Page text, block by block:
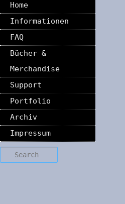
Home
Informationen
FAQ
Bücher &
Merchandise
Support
Portfolio
Archiv
Impressum
Search